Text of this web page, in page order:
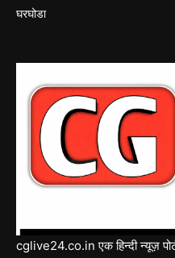
घरघोडा
cglive24.co.in एक हिन्दी न्यूज़